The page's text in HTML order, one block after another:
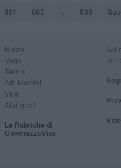
861 862 ... 869
Nuoto
Voga
Tennis
Arti Marziali
Vela
Altri sport
Le Rubriche di
GiovinazzoViva
In